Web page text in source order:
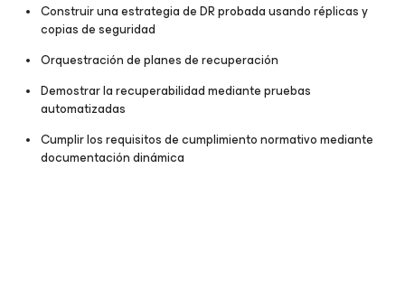
Construir una estrategia de DR probada usando réplicas y
copias de seguridad
Orquestración de planes de recuperación
Demostrar la recuperabilidad mediante pruebas
automatizadas
Cumplir los requisitos de cumplimiento normativo mediante
documentación dinámica